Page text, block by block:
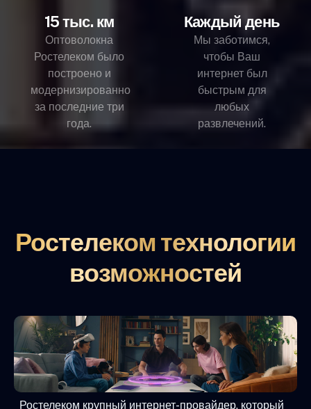
15 тыс. км
Оптоволокна
Ростелеком было
построено и
модернизированно
за последние три
года.
Каждый день
Мы заботимся,
чтобы Ваш
интернет был
быстрым для
любых
развлечений.
Ростелеком технологии
возможностей
Ростелеком крупный интернет-провайдер, который